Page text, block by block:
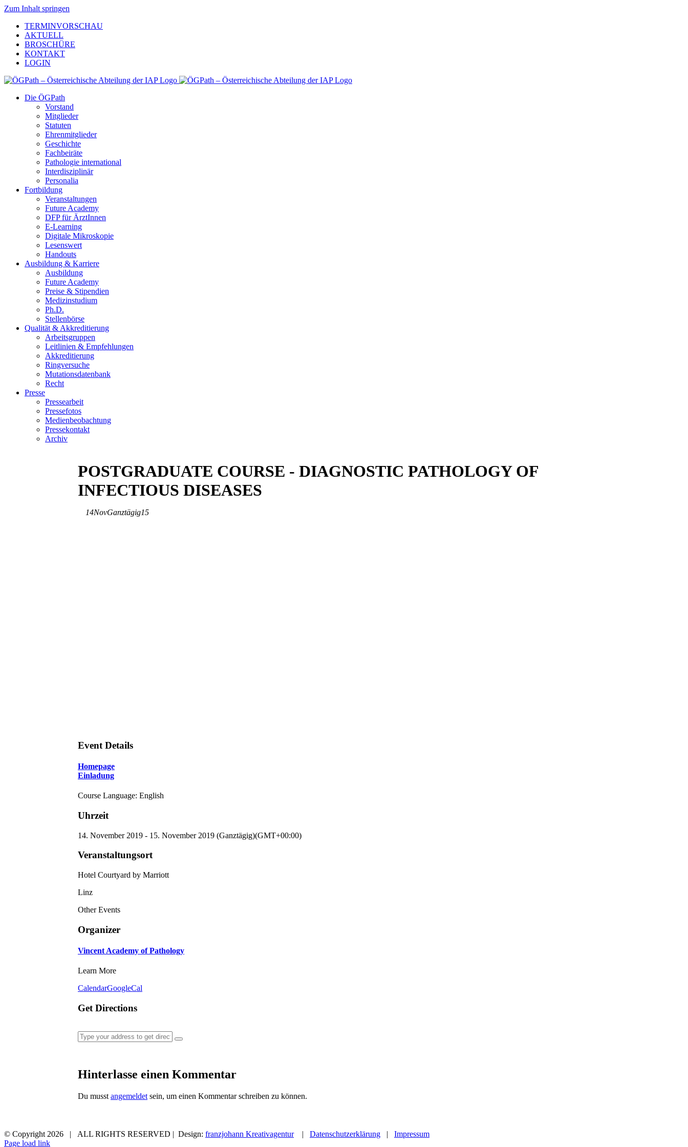
Zum Inhalt springen
TERMINVORSCHAU
AKTUELL
BROSCHÜRE
KONTAKT
LOGIN
Die ÖGPath
Vorstand
Mitglieder
Statuten
Ehrenmitglieder
Geschichte
Fachbeiräte
Pathologie international
Interdisziplinär
Personalia
Fortbildung
Veranstaltungen
Future Academy
DFP für ÄrztInnen
E-Learning
Digitale Mikroskopie
Lesenswert
Handouts
Ausbildung & Karriere
Ausbildung
Future Academy
Preise & Stipendien
Medizinstudium
Ph.D.
Stellenbörse
Qualität & Akkreditierung
Arbeitsgruppen
Leitlinien & Empfehlungen
Akkreditierung
Ringversuche
Mutationsdatenbank
Recht
Presse
Pressearbeit
Pressefotos
Medienbeobachtung
Pressekontakt
Archiv
POSTGRADUATE COURSE - DIAGNOSTIC PATHOLOGY OF
INFECTIOUS DISEASES
14NovGanztägig15
Event Details
Homepage
Einladung
Course Language: English
Uhrzeit
14. November 2019 - 15. November 2019 (Ganztägig)(GMT+00:00)
Veranstaltungsort
Hotel Courtyard by Marriott
Linz
Other Events
Organizer
Vincent Academy of Pathology
Learn More
CalendarGoogleCal
Get Directions
Hinterlasse einen Kommentar
Du musst angemeldet sein, um einen Kommentar schreiben zu können.
© Copyright 2026 | ALL RIGHTS RESERVED | Design: franzjohann Kreativagentur| Datenschutzerklärung | Impressum
Page load link